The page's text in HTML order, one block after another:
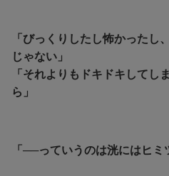
「びっくりしたし怖かったし
じゃない」
「それよりもドキドキしてし
ら」
「──っていうのは洸にはヒミ